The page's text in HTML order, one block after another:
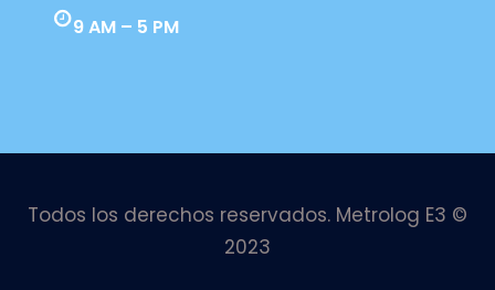
9 AM – 5 PM
Todos los derechos reservados. Metrolog E3 ©
2023